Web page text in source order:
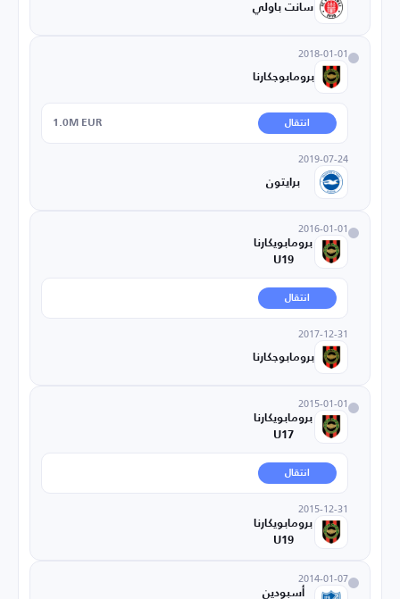
سانت باولي
2018-01-01
برومابوجكارنا
انتقال 1.0M EUR
2019-07-24
برايتون
2016-01-01
برومابويكارنا
U19
انتقال
2017-12-31
برومابوجكارنا
2015-01-01
برومابويكارنا
U17
انتقال
2015-12-31
برومابويكارنا
U19
2014-01-07
أسبودين